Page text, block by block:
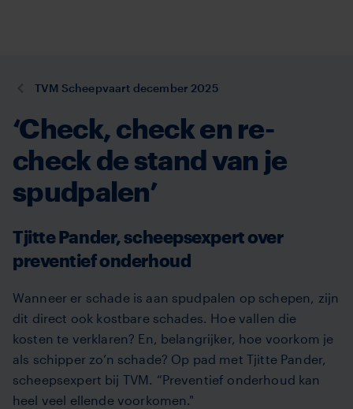
inhoud
U
hier:
TVM Scheepvaart december 2025
‘Check, check en re-
check de stand van je
spudpalen’
Tjitte Pander, scheepsexpert over
preventief onderhoud
Wanneer er schade is aan spudpalen op schepen, zijn
dit direct ook kostbare schades. Hoe vallen die
kosten te verklaren? En, belangrijker, hoe voorkom je
als schipper zo’n schade? Op pad met Tjitte Pander,
scheepsexpert bij TVM. “Preventief onderhoud kan
heel veel ellende voorkomen."